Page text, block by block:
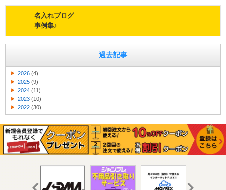
名入れブログ
事例集♪
過去記事
2026 (4)
2025 (9)
2024 (11)
2023 (10)
2022 (30)